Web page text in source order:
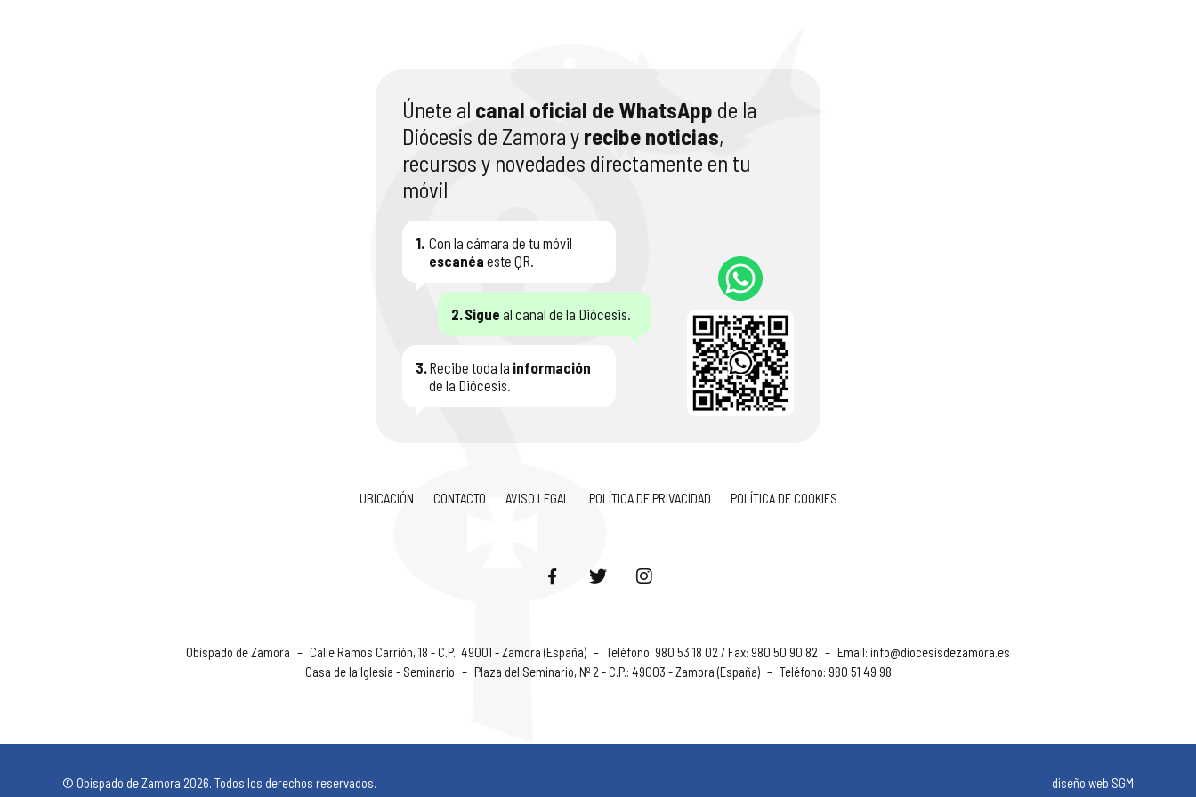
Únete al canal oficial de WhatsApp de la
Diócesis de Zamora y recibe noticias,
recursos y novedades directamente en tu
móvil
1. Con la cámara de tu móvil
escanéa este QR.
2.Sigue al canal de la Diócesis.
3.Recibe toda la información
de la Diócesis.
UBICACIÓN CONTACTO AVISO LEGAL POLÍTICA DE PRIVACIDAD POLÍTICA DE COOKIES
Obispado de Zamora – Calle Ramos Carrión, 18 - C.P.: 49001 - Zamora (España) – Teléfono: 980 53 18 02 / Fax: 980 50 90 82 – Email: info@diocesisdezamora.es
Casa de la Iglesia - Seminario – Plaza del Seminario, Nº 2 - C.P.: 49003 - Zamora (España) – Teléfono: 980 51 49 98
© Obispado de Zamora 2026. Todos los derechos reservados. diseño web SGM